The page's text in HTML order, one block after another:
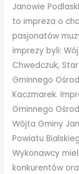
Janowie
to impreza o
pasjonatów
imprezy byli:
Chwedczuk,
Gminnego
Kaczmarek.
Gminnego
Wójta Gminy
Powiatu
Wykonawcy
konkurentów